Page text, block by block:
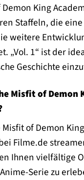
Demon King
Staffeln, die
weitere
„Vol. 1“ ist der
Geschichte
Misfit of Demon
Misfit of Demon
Filme.de
Ihnen vielfältige
Serie zu